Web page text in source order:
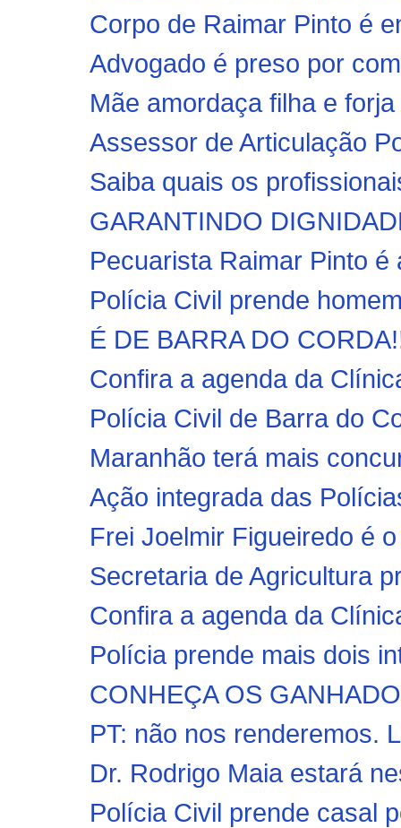
Corpo de Raimar Pinto é
Advogado é preso por
Mãe amordaça filha e
Assessor de Articulação
Saiba quais os
GARANTINDO
Pecuarista Raimar Pinto
Polícia Civil prende
É DE BARRA DO
Confira a agenda da
Polícia Civil de Barra do
Maranhão terá mais
Ação integrada das
Frei Joelmir Figueiredo é
Secretaria de Agricultura
Confira a agenda da
Polícia prende mais dois
CONHEÇA OS
PT: não nos renderemos.
Dr. Rodrigo Maia estará
Polícia Civil prende casal